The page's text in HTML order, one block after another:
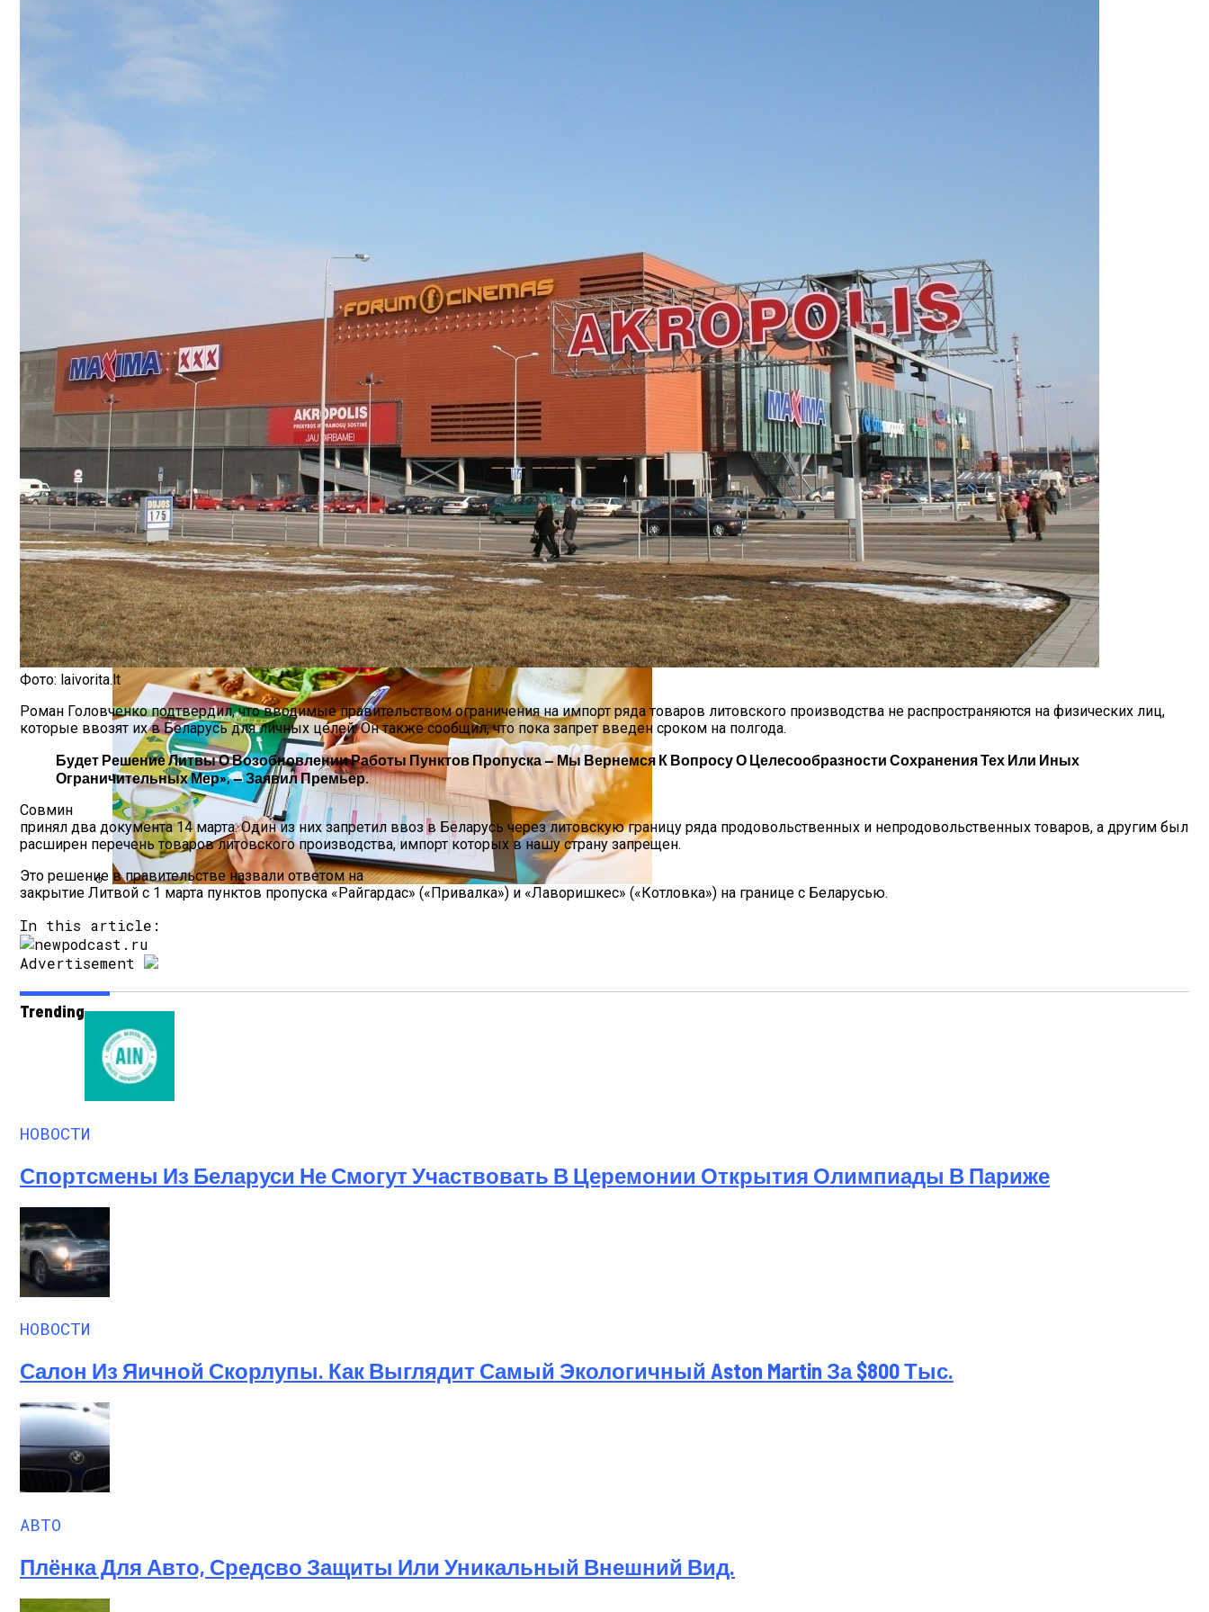
В Беларуси Составили Топ-10 Эмитентов Самых Востребованных Акций И Облигаций За 2023 Год
Как Грамотно Начать Карьеру Молодым Специалистам
Какие Навыки Станут Ключевыми Через 10 Лет И Как Подготовиться К Ним Сегодня
Hyundai Santa Fe: Мощное Сочетание Традиций И Новаций При Расходе 6 Л На «сотню»
Какие Кредиты Дают В Беларуси На Китайские Автомобили
Шипы Или Липучка? Что Выбрать В Условиях Российской Зимы?
7 Домашних Методов Для Улучшения Памяти И Концентрации
Фото: laivorita.lt
Роман Головченко подтвердил, что вводимые правительством ограничения на импорт ряда товаров литовского производства не распространяются на физических лиц,
которые ввозят их в Беларусь для личных целей. Он также сообщил, что пока запрет введен сроком на полгода.
Будет Решение Литвы О Возобновлении Работы Пунктов Пропуска — Мы Вернемся К Вопросу О Целесообразности Сохранения Тех Или Иных
Ограничительных Мер», — Заявил Премьер.
Совмин
принял два документа 14 марта. Один из них запретил ввоз в Беларусь через литовскую границу ряда продовольственных и непродовольственных товаров, а другим был
расширен перечень товаров литовского производства, импорт которых в нашу страну запрещен.
Это решение в правительстве назвали ответом на
закрытие Литвой с 1 марта пунктов пропуска «Райгардас» («Привалка») и «Лаворишкес» («Котловка») на границе с Беларусью.
In this article:
Advertisement
Trending
НОВОСТИ
Спортсмены Из Беларуси Не Смогут Участвовать В Церемонии Открытия Олимпиады В Париже
НОВОСТИ
Салон Из Яичной Скорлупы. Как Выглядит Самый Экологичный Aston Martin За $800 Тыс.
АВТО
Плёнка Для Авто, Средсво Защиты Или Уникальный Внешний Вид.